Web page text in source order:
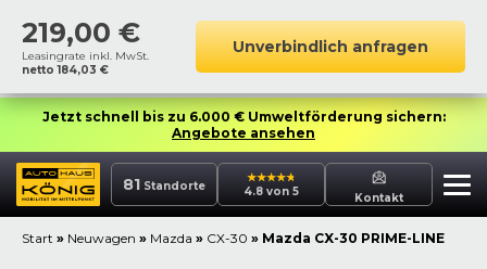
219,00 €
Leasingrate inkl. MwSt.
netto184,03 €
Unverbindlich anfragen
Jetzt schnell bis zu 6.000 € Umweltförderung sichern:
Angebote ansehen
81 Standorte 4.8 von 5 Kontakt
Start » Neuwagen » Mazda » CX-30 » Mazda CX-30 PRIME-LINE